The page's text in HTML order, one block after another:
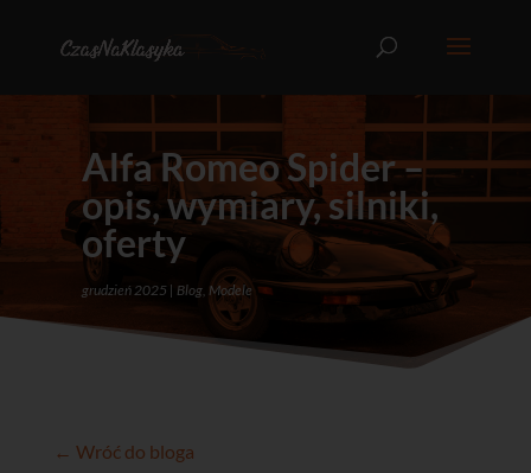
Alfa Romeo Spider –
opis, wymiary, silniki,
oferty
grudzień 2025 Blog, Modele
← Wróć do bloga